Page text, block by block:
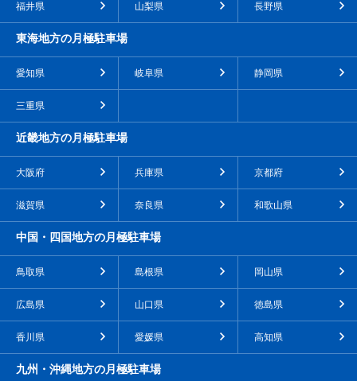
福井県 山梨県 長野県
東海地方の月極駐車場
愛知県 岐阜県 静岡県
三重県
近畿地方の月極駐車場
大阪府 兵庫県 京都府
滋賀県 奈良県 和歌山県
中国・四国地方の月極駐車場
鳥取県 島根県 岡山県
広島県 山口県 徳島県
香川県 愛媛県 高知県
九州・沖縄地方の月極駐車場